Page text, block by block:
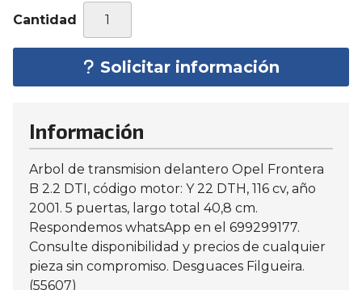
Cantidad
Solicitar información
Información
Arbol de transmision delantero Opel Frontera
B 2.2 DTI, código motor: Y 22 DTH, 116 cv, año
2001. 5 puertas, largo total 40,8 cm.
Respondemos whatsApp en el 699299177.
Consulte disponibilidad y precios de cualquier
pieza sin compromiso. Desguaces Filgueira.
(55607)